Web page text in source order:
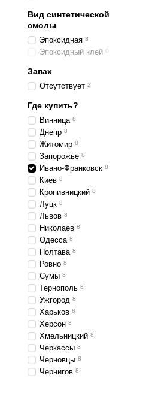
Вид синтетической
смолы
Эпоксидная 8
Эпоксидный клей 0
Запах
Отсутствует 2
Где купить?
Винница 8
Днепр 8
Житомир 8
Запорожье 8
Ивано-Франковск 8
Киев 8
Кропивницкий 8
Луцк 8
Львов 8
Николаев 8
Одесса 8
Полтава 8
Ровно 8
Сумы 8
Тернополь 8
Ужгород 8
Харьков 8
Херсон 8
Хмельницкий 8
Черкассы 8
Черновцы 8
Чернигов 8